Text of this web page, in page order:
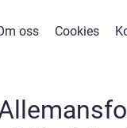
oss Cookies